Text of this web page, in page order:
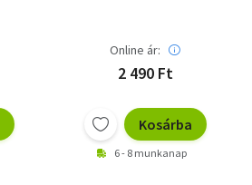
Online ár:
2 490 Ft
Kosárba
6 - 8 munkanap